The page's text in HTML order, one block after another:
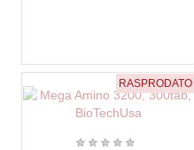
RASPRODATO
★ ★ ★ ★ ★